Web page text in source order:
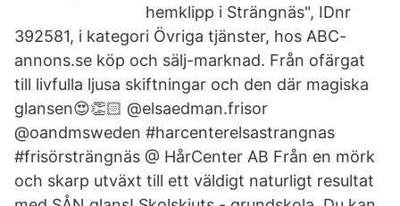
hemklipp i Strängnäs", IDnr
392581, i kategori Övriga tjänster, hos ABC-
annons.se köp och sälj-marknad. Från ofärgat
till livfulla ljusa skiftningar och den där magiska
glansen😍👏🏻 @elsaedman.frisor
@oandmsweden #harcenterelsastrangnas
#frisörsträngnäs @ HårCenter AB Från en mörk
och skarp utväxt till ett väldigt naturligt resultat